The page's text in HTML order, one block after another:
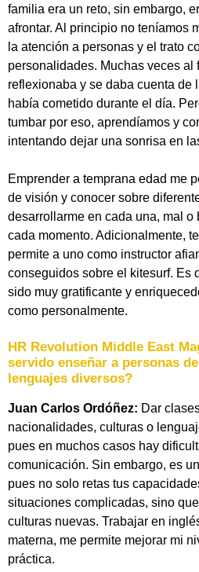
familia era un reto, sin embargo,
afrontar. Al principio no teníamos
la atención a personas y el trato
personalidades. Muchas veces al
reflexionaba y se daba cuenta de
había cometido durante el día.
tumbar por eso, aprendíamos y
intentando dejar una sonrisa en
Emprender a temprana edad me
de visión y conocer sobre
desarrollarme en cada una, mal
cada momento. Adicionalmente,
permite a uno como instructor
conseguidos sobre el kitesurf. Es
sido muy gratificante y
como personalmente.
HR Revolution Middle East
servido enseñar a personas
lenguajes diversos?
Juan Carlos Ordóñez: Dar
nacionalidades, culturas o
pues en muchos casos hay
comunicación. Sin embargo, es
pues no solo retas tus
situaciones complicadas, sino
culturas nuevas. Trabajar en
materna, me permite mejorar mi
práctica.